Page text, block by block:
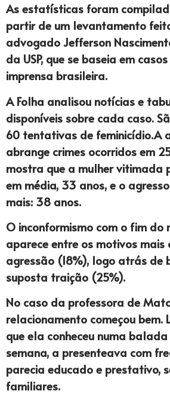
As estatísticas foram
partir de um levantamento
advogado Jefferson
da USP, que se baseia em
imprensa brasileira.
A Folha analisou notícias e
disponíveis sobre cada caso.
60 tentativas de feminicídio.A
abrange crimes ocorridos em
mostra que a mulher vitimada
em média, 33 anos, e o
mais: 38 anos.
O inconformismo com o fim do
aparece entre os motivos
agressão (18%), logo atrás de
suposta traição (25%).
No caso da professora de
relacionamento começou bem.
que ela conheceu numa
semana, a presenteava com
parecia educado e prestativo,
familiares.